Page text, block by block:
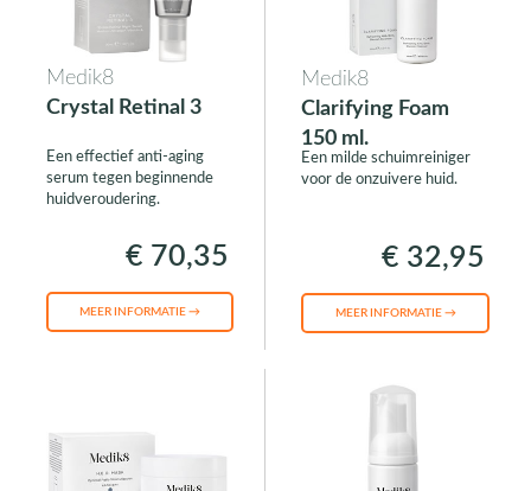
Medik8
Crystal Retinal 3
Een effectief anti-aging
serum tegen beginnende
huidveroudering.
€ 70,35
MEER INFORMATIE →
Medik8
Clarifying Foam
150 ml.
Een milde schuimreiniger
voor de onzuivere huid.
€ 32,95
MEER INFORMATIE →